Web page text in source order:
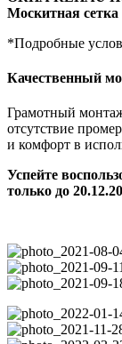
Москитная сетка
*Подробные
Качественный
Грамотный
отсутствие
и комфорт в
Успейте
только до